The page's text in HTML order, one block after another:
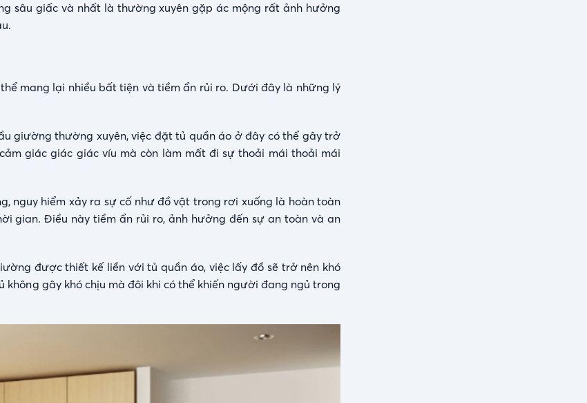
sâu giấc và nhất là thường xuyên gặp ác mộng rất ảnh hưởng
mang lại nhiều bất tiện và tiềm ẩn rủi ro. Dưới đây là những lý
giường thường xuyên, việc đặt tủ quần áo ở đây có thể gây trở
giác giác giác víu mà còn làm mất đi sự thoải mái thoải mái
nguy hiểm xảy ra sự cố như đồ vật trong rơi xuống là hoàn toàn
gian. Điều này tiềm ẩn rủi ro, ảnh hưởng đến sự an toàn và an
được thiết kế liền với tủ quần áo, việc lấy đồ sẽ trở nên khó
gây khó chịu mà đôi khi có thể khiến người đang ngủ trong